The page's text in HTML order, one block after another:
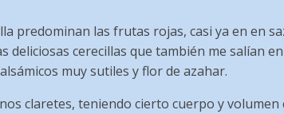
predominan las frutas rojas, casi ya en en
deliciosas cerecillas que también me salían
muy sutiles y flor de azahar.
claretes, teniendo cierto cuerpo y volumen